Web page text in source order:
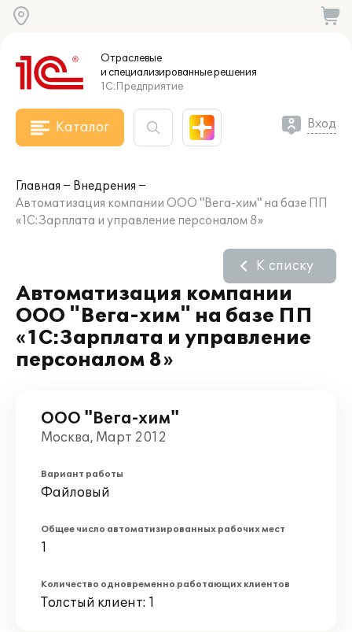
Отраслевые
и специализированныерешения
1С:Предприятие
Каталог Вход
Главная
Внедрения
Автоматизация компании ООО "Вега-хим" на базе ПП
«1С:Зарплата и управление персоналом 8»
Автоматизация компании
ООО "Вега-хим" на базе ПП
«1С:Зарплата и управление
персоналом 8»
К списку
ООО "Вега-хим"
Москва, Март 2012
Вариант работы
Файловый
Общее число автоматизированных рабочих мест
1
Количество одновременно работающих клиентов
Толстый клиент: 1